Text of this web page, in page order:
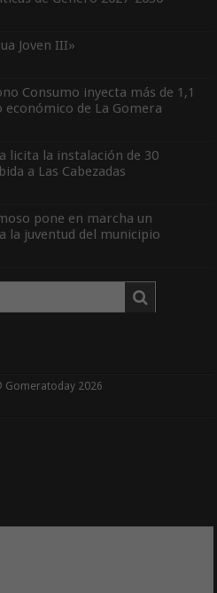
Joven III»
Consumo inyecta más de 1,1
de La Gomera
licita la instalación de 30
a Las Cabezadas
pone en marcha un
la juventud del municipio
Gomeratoday 2026